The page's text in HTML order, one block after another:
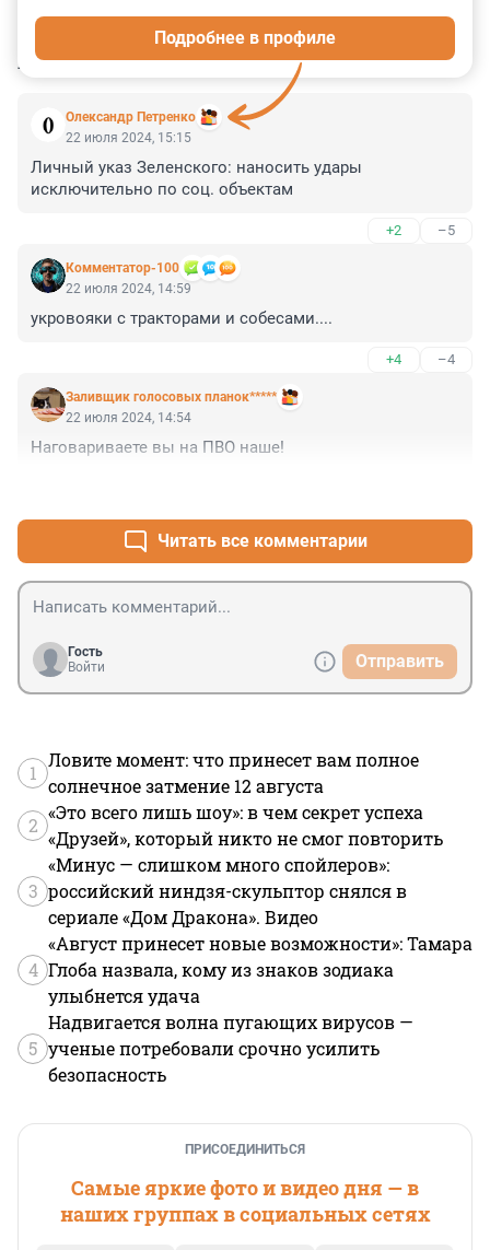
КОММЕНТАРИИ 8
Олександр Петренко
Подробнее в профиле
22 июля 2024, 15:15
Личный указ Зеленского: наносить удары
исключительно по соц. объектам
+2 –5
Комментатор-100
22 июля 2024, 14:59
укрoвoяки с тракторами и собесами....
+4 –4
Заливщик голосовых планок*****
22 июля 2024, 14:54
Наговариваете вы на ПВО наше!
Читать все комментарии
Гость
Войти
Отправить
1
Ловите момент: что принесет вам полное
солнечное затмение 12 августа
2
«Это всего лишь шоу»: в чем секрет успеха
«Друзей», который никто не смог повторить
3
«Минус — слишком много спойлеров»:
российский ниндзя-скульптор снялся в
сериале «Дом Дракона». Видео
4
«Август принесет новые возможности»: Тамара
Глоба назвала, кому из знаков зодиака
улыбнется удача
5
Надвигается волна пугающих вирусов —
ученые потребовали срочно усилить
безопасность
ПРИСОЕДИНИТЬСЯ
Самые яркие фото и видео дня — в
наших группах в социальных сетях